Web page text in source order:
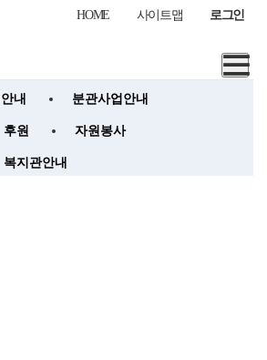
HOME 사이트맵 로그인
내 분관사업안내
후원 자원봉사
복지관안내